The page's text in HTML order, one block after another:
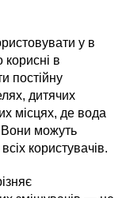
у в
в
постійну
дитячих
місцях, де вода
Вони можуть
користувачів.